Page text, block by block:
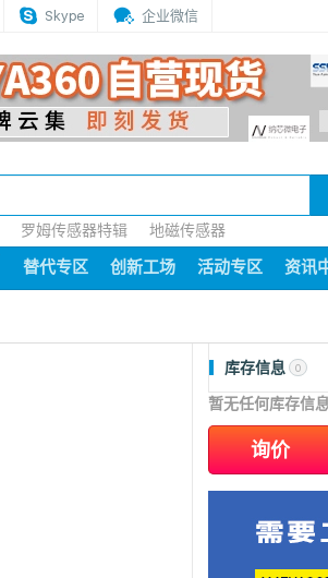
Skype 企业微信
罗姆传感器特辑 地磁传感器
替代专区 创新工场 活动专区 资讯
库存信息 0
暂无任何库存信
询价